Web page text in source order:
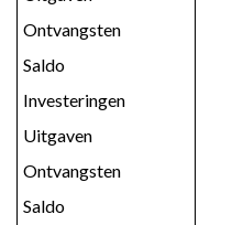
Ontvangsten
Saldo
Investeringen
Uitgaven
Ontvangsten
Saldo